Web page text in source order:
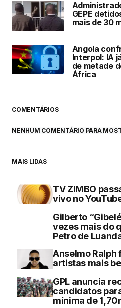
GEPE
mais de 30
Angola
Interpol: IA
de metade
África
COMENTÁRIOS
NENHUM COMENTÁRIO PARA
MAIS LIDAS
TV ZIMBO
vivo no
Gilberto
vezes mais do
Petro de
Anselmo Ralph
artistas mais
GPL anuncia
candidatos
mínima de